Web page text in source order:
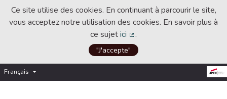
Ce site utilise des cookies. En continuant à parcourir le site,
vous acceptez notre utilisation des cookies. En savoir plus à
ce sujetici
(Lien externe)
.
"J'accepte"
Français Choisir la langue